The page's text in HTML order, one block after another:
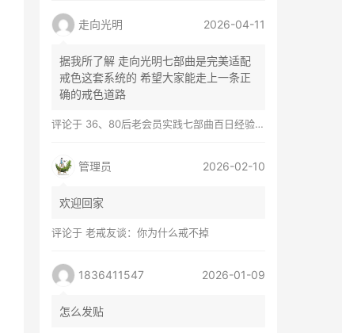
走向光明 2026-04-11
据我所了解 走向光明七部曲是完美适配
戒色这套系统的 希望大家能走上一条正
确的戒色道路
评论于 36、80后老会员实践七部曲百日经验谈兼苦口忠言
管理员 2026-02-10
欢迎回家
评论于 老戒友谈：你为什么戒不掉
1836411547 2026-01-09
怎么发贴